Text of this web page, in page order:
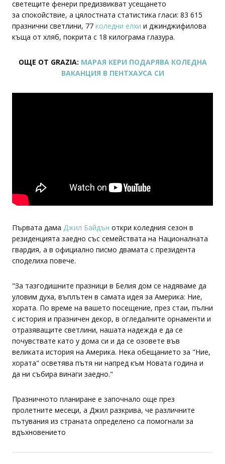
Зимните дървета, ръчно изработените горски животни и
светещите фенери предизвикват усещането
за спокойствие, а цялостната статистика гласи: 83 615
празнични светлини, 77 коледни елхии джинджифилова
ОЩЕ ОТ GRAZIA:МАРАЯ КЕРИ ПОДАРЯВА КОЛЕДНА
Първата дамаДжил Байдъноткри коледния сезон в
резиденцията заедно със семействата на Националната
гвардия, а в официално писмо двамата с президента
"За тазгодишните празници в Белия дом се надяваме да
уловим духа, въплътен в самата идея за Америка: Ние,
хората. По време на вашето посещение, през стаи, пълни
с история и празничен декор, в огледалните орнаменти и
отразяващите светлини, нашата надежда е да се
почувствате като у дома си и да се озовете във
великата история на Америка. Нека обещанието за "Ние,
хората" осветява пътя ни напред към Новата година и
Празничното планиране е започнало още през
пролетните месеци, а Джил разкрива, че различните
пътувания из страната определено са помогнали за